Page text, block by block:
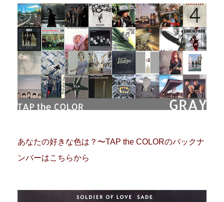
あなたの好きな色は？〜TAP the COLORのバックナ
ンバーはこちらから